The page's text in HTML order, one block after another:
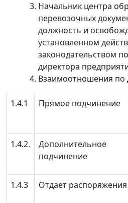
Начальник центра
перевозочных
должность и
установленном
законодательством
директора
Взаимоотношения по
1.4.1 Прямое подчинение
1.4.2.
Дополнительное
подчинение
1.4.3 Отдает распоряжения